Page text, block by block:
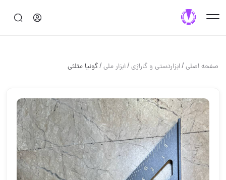
صفحه اصلی/ابزاردستی و گاراژی/ابزار ملی/گونیا مثلثی